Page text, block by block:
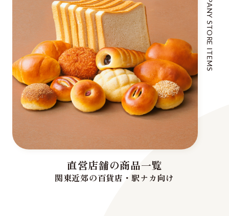
直営店舗の商品一覧
関東近郊の百貨店・駅ナカ向け